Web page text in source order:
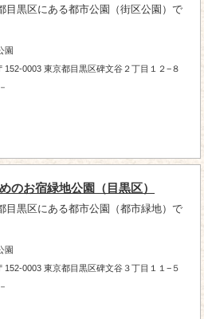
目黒区にある都市公園（街区公園）で
園
152-0003 東京都目黒区碑文谷２丁目１２−８
－
のお宿緑地公園（目黒区）
目黒区にある都市公園（都市緑地）で
園
152-0003 東京都目黒区碑文谷３丁目１１−５
－